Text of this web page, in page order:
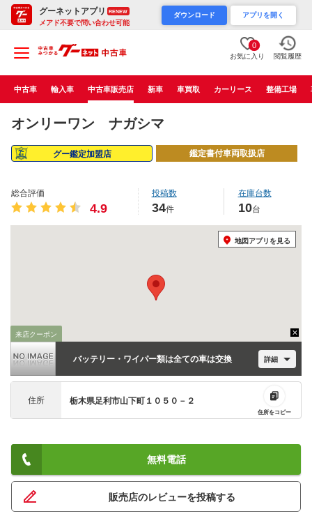
グーネットアプリ RENEW
メアド不要で問い合わせ可能
ダウンロード アプリを開く
0
お気に入り 閲覧履歴
中古車 輸入車 中古車販売店 新車 車買取 カーリース 整備工場
オンリーワン ナガシマ
グー鑑定加盟店 鑑定書付車両取扱店
総合評価
4.9
投稿数
34件
在庫台数
10台
来店クーポン
バッテリー・ワイパー類は全ての車は交換 詳細
地図アプリを見る
住所 栃木県足利市山下町１０５０－２
住所をコピー
無料電話
販売店のレビューを投稿する